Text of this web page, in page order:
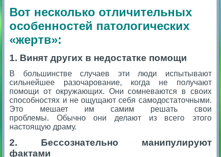
Вот несколько отличительных
особенностей патологических
«жертв»:
1. Винят других в недостатке помощи
В большинстве случаев эти люди испытывают
сильнейшее разочарование, когда не получают
помощи от окружающих. Они сомневаются в своих
способностях и не ощущают себя самодостаточными.
Это мешает им самим решать свои
проблемы. Обычно они делают из всего этого
настоящую драму.
2. Бессознательно манипулируют
фактами